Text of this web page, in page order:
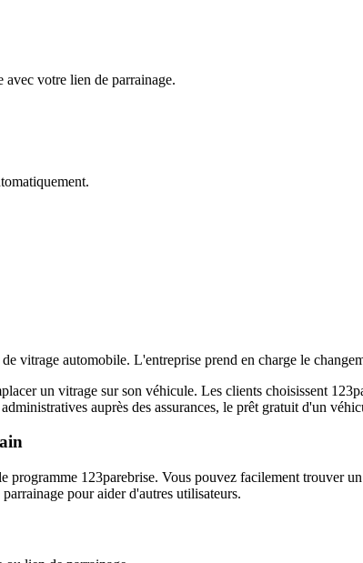
votre lien de parrainage.
vitrage automobile. L'entreprise prend en charge le
un vitrage sur son véhicule. Les clients choisissent
auprès des assurances, le prêt gratuit d'un
123parebrise. Vous pouvez facilement trouver
pour aider d'autres utilisateurs.